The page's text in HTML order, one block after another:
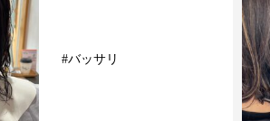
#バッサリ